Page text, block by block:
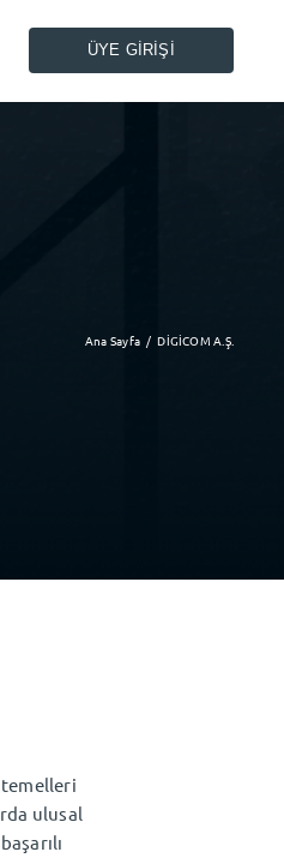
ÜYE GIRIŞI
Ana Sayfa DİGİCOM A.Ş.
ulusal